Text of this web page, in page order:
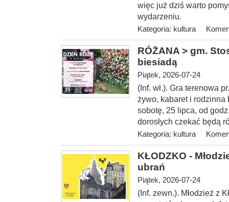
więc już dziś warto
wydarzeniu.
Kategoria: kultura
RÓŻANA > gm.
biesiadą
Piątek, 2026-07-24
(Inf. wł.). Gra terenowa
żywo, kabaret i
sobotę, 25 lipca, od
dorosłych czekać będą
Kategoria: kultura
KŁODZKO -
ubrań
Piątek, 2026-07-24
(Inf. zewn.). Młodzież z